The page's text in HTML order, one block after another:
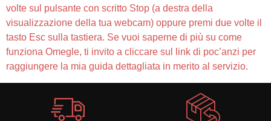
volte sul pulsante con scritto Stop (a destra della
visualizzazione della tua webcam) oppure premi due volte il
tasto Esc sulla tastiera. Se vuoi saperne di più su come
funziona Omegle, ti invito a cliccare sul link di poc’anzi per
raggiungere la mia guida dettagliata in merito al servizio.